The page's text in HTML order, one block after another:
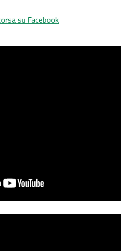
su Facebook